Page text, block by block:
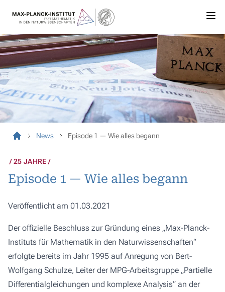
News Episode 1 — Wie alles begann
25 JAHRE
Episode 1 — Wie alles begann
Veröffentlicht am 01.03.2021
Der offizielle Beschluss zur Gründung eines „Max-Planck-
Instituts für Mathematik in den Naturwissenschaften“
erfolgte bereits im Jahr 1995 auf Anregung von Bert-
Wolfgang Schulze, Leiter der MPG-Arbeitsgruppe „Partielle
Differentialgleichungen und komplexe Analysis“ an der